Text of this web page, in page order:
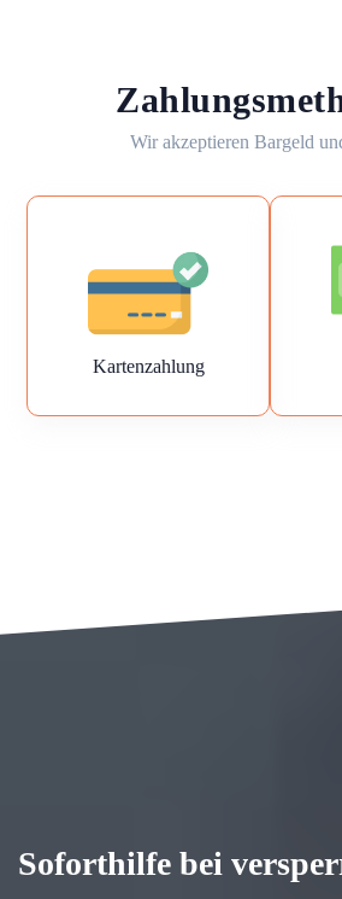
Wir akzeptieren Bargeld
Kartenzahlung
Soforthilfe bei